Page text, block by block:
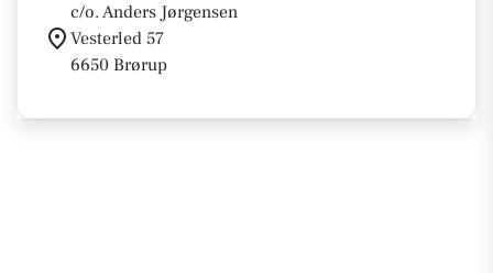
c/o. Anders Jørgensen
Vesterled 57
6650 Brørup